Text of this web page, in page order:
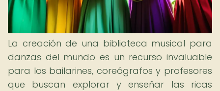
La creación de una biblioteca musical para
danzas del mundo es un recurso invaluable
para los bailarines, coreógrafos y profesores
que buscan explorar y enseñar las ricas